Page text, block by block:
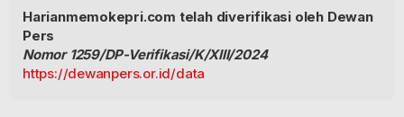
Harianmemokepri.com telah diverifikasi oleh Dewan
Pers
Nomor 1259/DP-Verifikasi/K/XIII/2024
https://dewanpers.or.id/data